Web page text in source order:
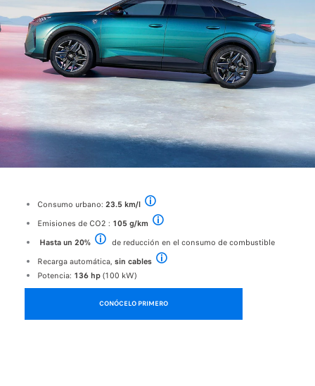
Consumo urbano: 23.5 km/l
CONSUMO DE COMBUSTIBLE - Valores
Emisiones de CO2 : 105 g/km
Hasta un 20%
Consumo mixto WLTP en comparación con un motor de
de reducción en el consumo de combustible
Recarga automática, sin cables
Potencia: 136 hp(100 kW)
CONÓCELO PRIMERO